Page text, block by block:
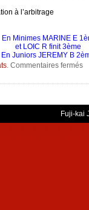
à l’arbitrage
En Minimes MARINE E
et LOIC R finit 3ème
En Juniors JEREMY B
. Commentaires fermés
Fuji-kai